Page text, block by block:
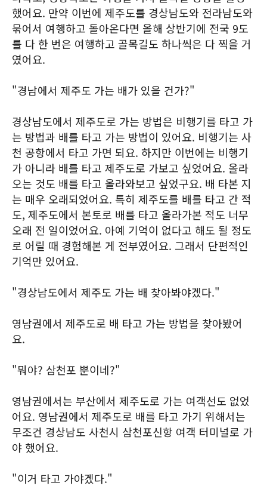
했어요. 만약 이번에 제주도를 경상남도와 전라남도와
묶어서 여행하고 돌아온다면 올해 상반기에 전국 9도
를 다 한 번은 여행하고 골목길도 하나씩은 다 찍을 거
였어요.
"경남에서 제주도 가는 배가 있을 건가?"
경상남도에서 제주도로 가는 방법은 비행기를 타고 가
는 방법과 배를 타고 가는 방법이 있어요. 비행기는 사
천 공항에서 타고 가면 되요. 하지만 이번에는 비행기
가 아니라 배를 타고 제주도로 가보고 싶었어요. 올라
오는 것도 배를 타고 올라와보고 싶었구요. 배 타본 지
는 매우 오래되었어요. 특히 제주도를 배를 타고 간 적
도, 제주도에서 본토로 배를 타고 올라가본 적도 너무
오래 전 일이었어요. 아예 기억이 없다고 해도 될 정도
로 어릴 때 경험해본 게 전부였어요. 그래서 단편적인
기억만 있어요.
"경상남도에서 제주도 가는 배 찾아봐야겠다."
영남권에서 제주도로 배 타고 가는 방법을 찾아봤어
요.
"뭐야? 삼천포 뿐이네?"
영남권에서는 부산에서 제주도로 가는 여객선도 없었
어요. 영남권에서 제주도로 배를 타고 가기 위해서는
무조건 경상남도 사천시 삼천포신항 여객 터미널로 가
야 했어요.
"이거 타고 가야겠다."